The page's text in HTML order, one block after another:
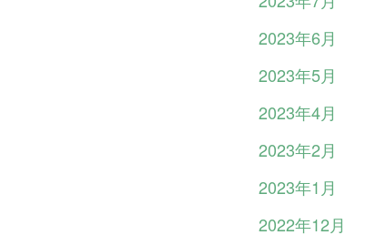
2023年6月
2023年5月
2023年4月
2023年2月
2023年1月
2022年12月